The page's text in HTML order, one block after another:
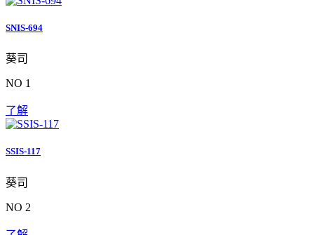
SNIS-694
葵司
NO 1
了解
SSIS-117
葵司
NO 2